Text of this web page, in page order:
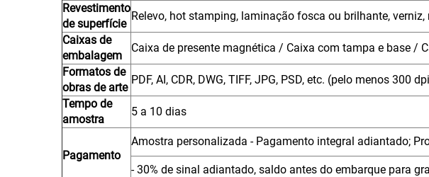
Revestimento
de superfície
Relevo, hot stamping, laminação fosca ou brilhante, verniz,
Caixas de
embalagem
Caixa de presente magnética / Caixa com tampa e base /
Formatos de
obras de arte
PDF, AI, CDR, DWG, TIFF, JPG, PSD, etc. (pelo menos 300
Tempo de
amostra
5 a 10 dias
Pagamento
Amostra personalizada - Pagamento integral adiantado;
- 30% de sinal adiantado, saldo antes do embarque para